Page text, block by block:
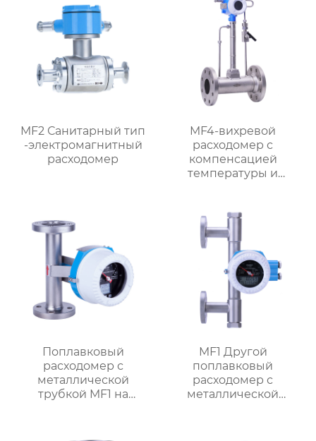
MF2 Санитарный тип
-электромагнитный
расходомер
MF4-вихревой
расходомер с
компенсацией
температуры и
Поплавковый
расходомер с
металлической
трубкой MF1 на
MF1 Другой
поплавковый
расходомер с
металлической